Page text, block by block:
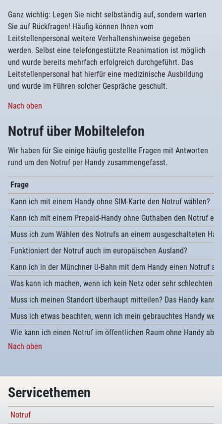
Ganz wichtig: Legen Sie nicht selbständig auf, sondern warten
Sie auf Rückfragen! Häufig können Ihnen vom
Leitstellenpersonal weitere Verhaltenshinweise gegeben
werden. Selbst eine telefongestützte Reanimation ist möglich
und wurde bereits mehrfach erfolgreich durchgeführt. Das
Leitstellenpersonal hat hierfür eine medizinische Ausbildung
und wurde im Führen solcher Gespräche geschult.
Nach oben
Notruf über Mobiltelefon
Wir haben für Sie einige häufig gestellte Fragen mit Antworten
rund um den Notruf per Handy zusammengefasst.
Frage
Kann ich mit einem Handy ohne SIM-Karte den Notruf wählen?
Kann ich mit einem Prepaid-Handy ohne Guthaben den Notruf
Muss ich zum Wählen des Notrufs an einem ausgeschalteten
Funktioniert der Notruf auch im europäischen Ausland?
Kann ich in der Münchner U-Bahn mit dem Handy einen Notruf
Was kann ich machen, wenn ich kein Netz oder sehr schlechten
Muss ich meinen Standort überhaupt mitteilen? Das Handy kann
Muss ich etwas beachten, wenn ich mein gebrauchtes Handy
Wie kann ich einen Notruf im öffentlichen Raum ohne Handy
Nach oben
Servicethemen
Notruf